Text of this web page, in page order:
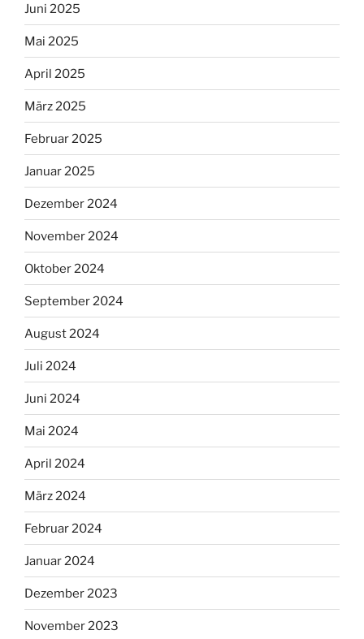
Juni 2025
Mai 2025
April 2025
März 2025
Februar 2025
Januar 2025
Dezember 2024
November 2024
Oktober 2024
September 2024
August 2024
Juli 2024
Juni 2024
Mai 2024
April 2024
März 2024
Februar 2024
Januar 2024
Dezember 2023
November 2023